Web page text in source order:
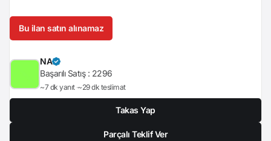
Bu ilan satın alınamaz
NA
Başarılı Satış : 2296
~7 dk yanıt ~29 dk teslimat
Takas Yap
Parçalı Teklif Ver